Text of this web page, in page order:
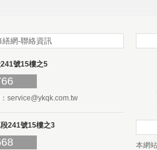
繕網-聯絡資訊
號15樓之5
service@ykqk.com.tw
241號15樓之3
本網